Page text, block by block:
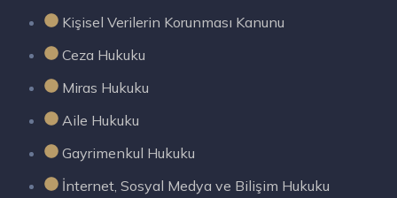
Kişisel Verilerin Korunması Kanunu
Ceza Hukuku
Miras Hukuku
Aile Hukuku
Gayrimenkul Hukuku
İnternet, Sosyal Medya ve Bilişim Hukuku